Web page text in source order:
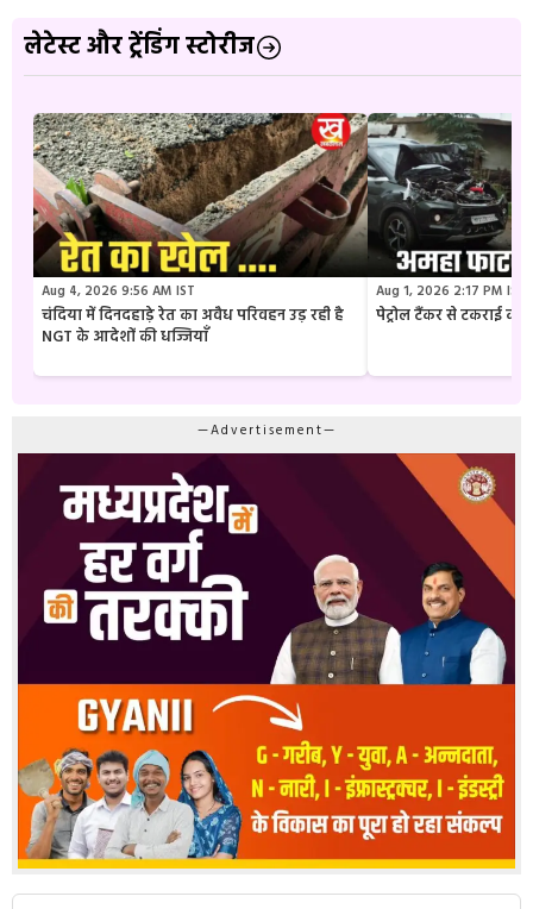
लेटेस्ट और ट्रेंडिंग स्टोरीज
Aug 4, 2026 9:56 AM IST
चंदिया में दिनदहाड़े रेत का अवैध परिवहन उड़ रही है
NGT के आदेशों की धज्जियाँ
Aug 1, 2026 2:17 PM IST
पेट्रोल टैंकर से टकराई
—Advertisement—